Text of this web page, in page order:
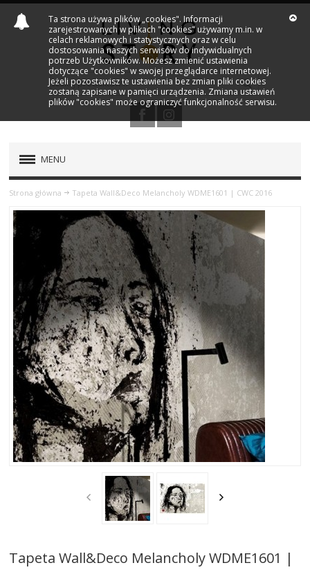
MENU
PRODUKTY
NOWOŚCI
OUTLET
AKTUALNOSCI
STREFA-PROJEKTANTA
REALIZACJE
INSPIRACJE
KONTAKT
Strona główna Tapeta Wall&Deco Melancholy WDME1601 | CWC 2016
Tapeta Wall&Deco Melancholy WDME1601 |
Ta strona używa plików „cookies". Informacji
zarejestrowanych w plikach "cookies" używamy m.in. w
celach reklamowych i statystycznych oraz w celu
dostosowania naszych serwisów do indywidualnych
potrzeb Użytkowników. Możesz zmienić ustawienia
dotyczące "cookies" w swojej przeglądarce internetowej.
Jeżeli pozostawisz te ustawienia bez zmian pliki cookies
zostaną zapisane w pamięci urządzenia. Zmiana ustawień
plików "cookies" może ograniczyć funkcjonalność serwisu.